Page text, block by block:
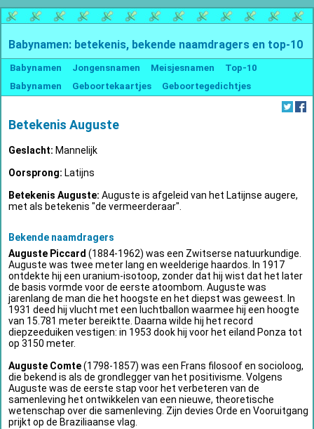
Babynamen: betekenis, bekende naamdragers en top-10
Babynamen Jongensnamen Meisjesnamen
Top-10
Babynamen
Geboortekaartjes Geboortegedichtjes
Betekenis Auguste
Geslacht: Mannelijk
Oorsprong: Latijns
Betekenis Auguste: Auguste is afgeleid van het Latijnse augere,
met als betekenis "de vermeerderaar".
Bekende naamdragers
Auguste Piccard (1884-1962) was een Zwitserse natuurkundige.
Auguste was twee meter lang en weelderige haardos. In 1917
ontdekte hij een uranium-isotoop, zonder dat hij wist dat het later
de basis vormde voor de eerste atoombom. Auguste was
jarenlang de man die het hoogste en het diepst was geweest. In
1931 deed hij vlucht met een luchtballon waarmee hij een hoogte
van 15.781 meter bereiktte. Daarna wilde hij het record
diepzeeduiken vestigen: in 1953 dook hij voor het eiland Ponza tot
op 3150 meter.
Auguste Comte(1798-1857) was een Frans filosoof en socioloog,
die bekend is als de grondlegger van het positivisme. Volgens
Auguste was de eerste stap voor het verbeteren van de
samenleving het ontwikkelen van een nieuwe, theoretische
wetenschap over die samenleving. Zijn devies Orde en Vooruitgang
prijkt op de Braziliaanse vlag.